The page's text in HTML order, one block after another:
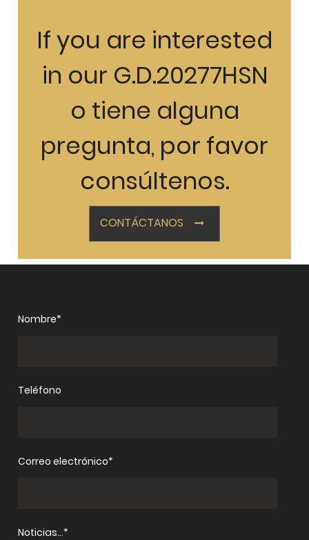
If you are interested
in our G.D.20277HSN
o tiene alguna
pregunta, por favor
consúltenos.
CONTÁCTANOS
Nombre*
Teléfono
Correo electrónico*
Noticias...*